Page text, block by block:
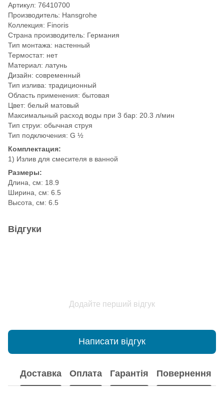
Артикул: 76410700
Производитель: Hansgrohe
Коллекция: Finoris
Страна производитель: Германия
Тип монтажа: настенный
Термостат: нет
Материал: латунь
Дизайн: современный
Тип излива: традиционный
Область применения: бытовая
Цвет: белый матовый
Максимальный расход воды при 3 бар: 20.3 л/мин
Тип струи: обычная струя
Тип подключения: G ½
Комплектация:
1) Излив для смесителя в ванной
Размеры:
Длина, см: 18.9
Ширина, см: 6.5
Высота, см: 6.5
Відгуки
Додайте перший відгук
Написати відгук
Доставка Оплата Гарантія Повернення